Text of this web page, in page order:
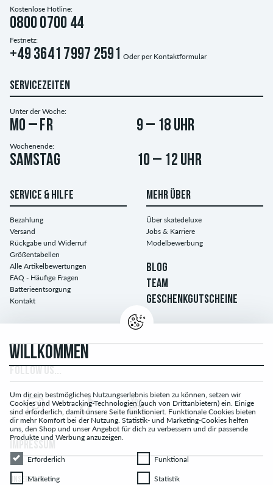
Kostenlose Hotline:
0800 0700 44
Festnetz:
+49 3641 7997 2591 Oder per Kontaktformular
SERVICEZEITEN
Unter der Woche:
Mo – Fr 9 – 18 Uhr
Wochenende:
Samstag 10 – 12 Uhr
SERVICE & HILFE
Bezahlung
Versand
Rückgabe und Widerruf
Größentabellen
Alle Artikelbewertungen
FAQ - Häufige Fragen
Batterieentsorgung
Kontakt
MEHR ÜBER
Über skatedeluxe
Jobs & Karriere
Modelbewerbung
BLOG
TEAM
GESCHENKGUTSCHEINE
UNSERE AGB
WILLKOMMEN
Um dir ein bestmögliches Nutzungserlebnis bieten zu können, setzen wir
Cookies und Webtracking-Technologien (auch von Drittanbietern) ein. Einige
sind erforderlich, damit unsere Seite funktioniert. Funktionale Cookies bieten
dir mehr Komfort bei der Nutzung. Statistik- und Marketing-Cookies helfen
uns, den Shop und unser Angebot für dich zu verbessern und dir passende
Produkte und Werbung anzuzeigen.
Erforderlich
Erforderlich FunktionalFunktional
MarketingMarketing StatistikStatistik